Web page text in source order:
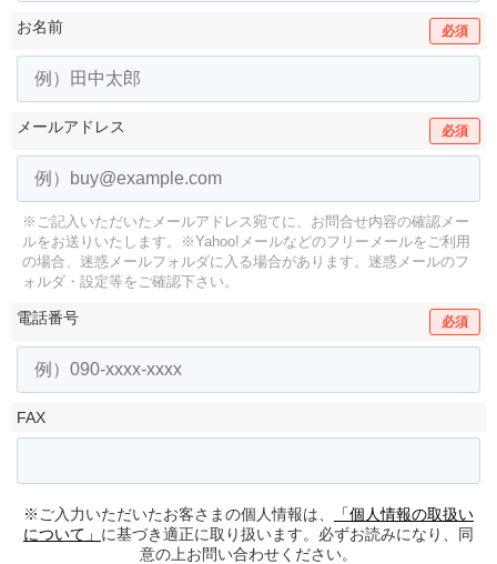
お名前 必須
メールアドレス 必須
※ご記入いただいたメールアドレス宛てに、お問合せ内容の確認メー
ルをお送りいたします。
※Yahoo!メールなどのフリーメールをご利用
の場合、迷惑メールフォルダに入る場合があります。 迷惑メールのフ
ォルダ・設定等をご確認下さい。
電話番号 必須
FAX
※ご入力いただいたお客さまの個人情報は、
「個人情報の取扱い
について」 に基づき適正に取り扱います。必ずお読みになり、同
意の上お問い合わせください。